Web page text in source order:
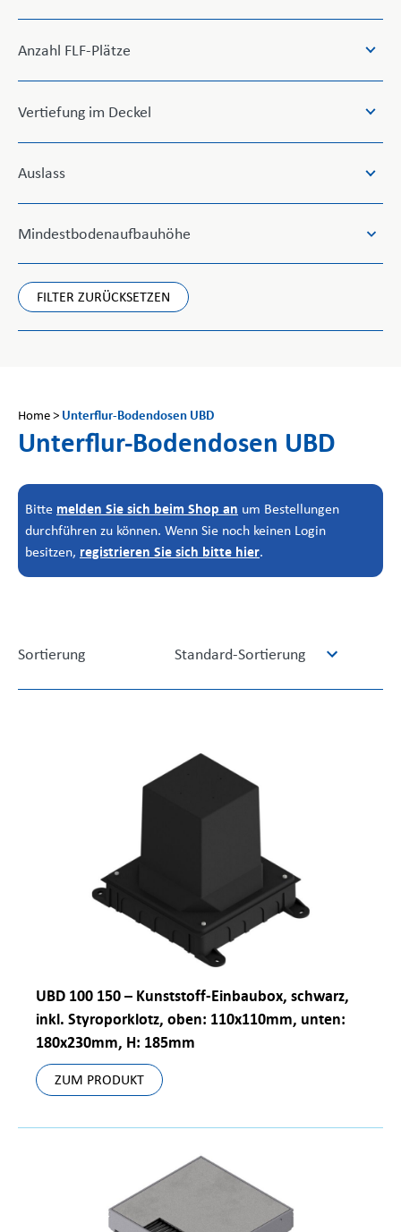
Anzahl FLF-Plätze
Vertiefung im Deckel
Auslass
Mindestbodenaufbauhöhe
31
available
FILTER ZURÜCKSETZEN
Home> Unterflur-Bodendosen UBD
Unterflur-Bodendosen UBD
Bitte melden Sie sich beim Shop an um Bestellungen
durchführen zu können. Wenn Sie noch keinen Login
besitzen, registrieren Sie sich bitte hier.
Sortierung Standard-Sortierung
5
results
UBD 100 150 – Kunststoff-Einbaubox, schwarz,
inkl. Styroporklotz, oben: 110x110mm, unten:
180x230mm, H: 185mm
ZUM PRODUKT